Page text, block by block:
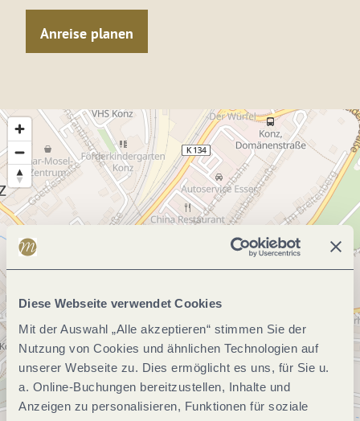
Diese Webseite verwendet Cookies
Mit der Auswahl „Alle akzeptieren“ stimmen Sie der
Nutzung von Cookies und ähnlichen Technologien auf
unserer Webseite zu. Dies ermöglicht es uns, für Sie u.
a. Online-Buchungen bereitzustellen, Inhalte und
Anzeigen zu personalisieren, Funktionen für soziale
Anreise planen